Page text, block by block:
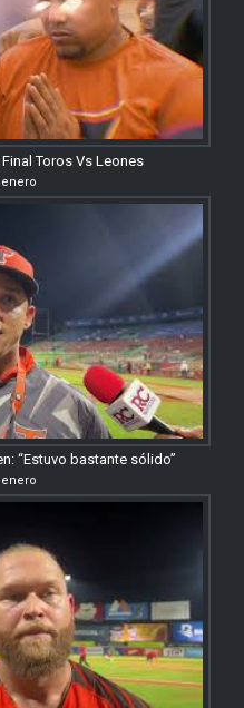
Toros Vs Leones
“Estuvo bastante sólido”